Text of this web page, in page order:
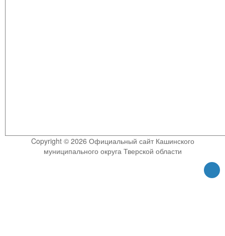
Copyright © 2026 Официальный сайт Кашинского
муниципального округа Тверской области